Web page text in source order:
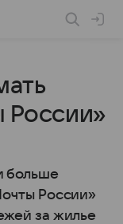
России»
больше
России»
за жилье